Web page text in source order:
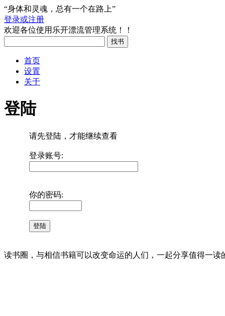
“身体和灵魂，总有一个在路上”
登录或注册
欢迎各位使用乐开漂流管理系统！！
首页
设置
关于
登陆
请先登陆，才能继续查看
登录账号:
你的密码:
读书圈，与相信书籍可以改变命运的人们，一起分享值得一读